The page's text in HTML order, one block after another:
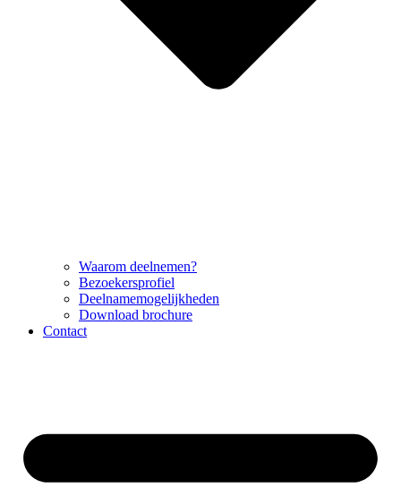
Waarom deelnemen?
Bezoekersprofiel
Deelnamemogelijkheden
Download brochure
Contact